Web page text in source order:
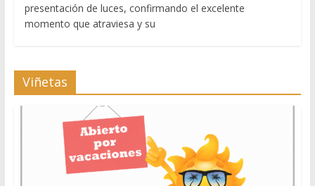
presentación de luces, confirmando el excelente
momento que atraviesa y su
Viñetas